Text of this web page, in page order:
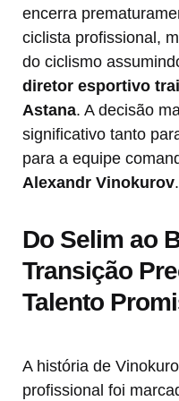
encerra
ciclista profissional,
do ciclismo
diretor esportivo
Astana. A decisão
significativo tanto
para a equipe
Alexandr Vinokurov.
Do Selim ao
Transição
Talento
A história de
profissional foi